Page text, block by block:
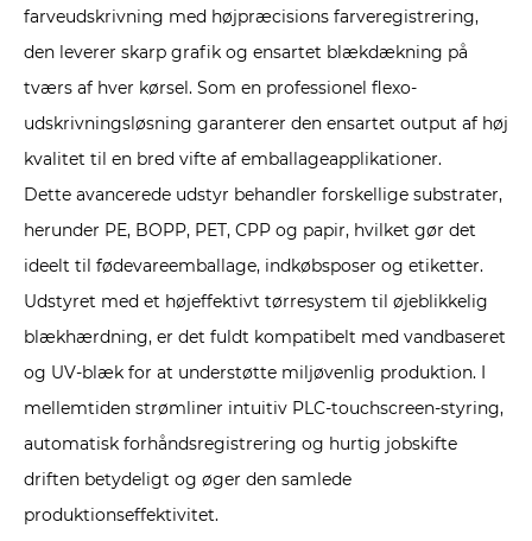
farveudskrivning med højpræcisions farveregistrering,
den leverer skarp grafik og ensartet blækdækning på
tværs af hver kørsel. Som en professionel flexo-
udskrivningsløsning garanterer den ensartet output af høj
kvalitet til en bred vifte af emballageapplikationer.
Dette avancerede udstyr behandler forskellige substrater,
herunder PE, BOPP, PET, CPP og papir, hvilket gør det
ideelt til fødevareemballage, indkøbsposer og etiketter.
Udstyret med et højeffektivt tørresystem til øjeblikkelig
blækhærdning, er det fuldt kompatibelt med vandbaseret
og UV-blæk for at understøtte miljøvenlig produktion. I
mellemtiden strømliner intuitiv PLC-touchscreen-styring,
automatisk forhåndsregistrering og hurtig jobskifte
driften betydeligt og øger den samlede
produktionseffektivitet.